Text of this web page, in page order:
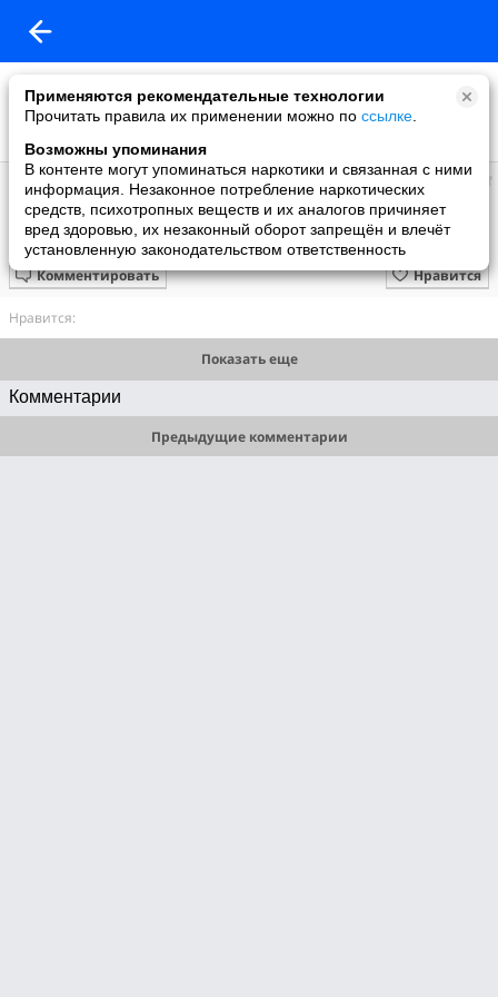
Применяются рекомендательные технологии
Прочитать правила их применении можно по ссылке
Возможны упоминания
В контенте могут упоминаться наркотики и связанная с ними
информация. Незаконное потребление наркотических
средств, психотропных веществ и их аналогов причиняет
вред здоровью, их незаконный оборот запрещён и влечёт
установленную законодательством ответственность
Дункан
добавила видео
29.09.2023
2013 Мастер-класс для младшего возраста Царькова 2013
Нравится
Комментировать
Нравится:
Показать еще
Комментарии
Предыдущие комментарии